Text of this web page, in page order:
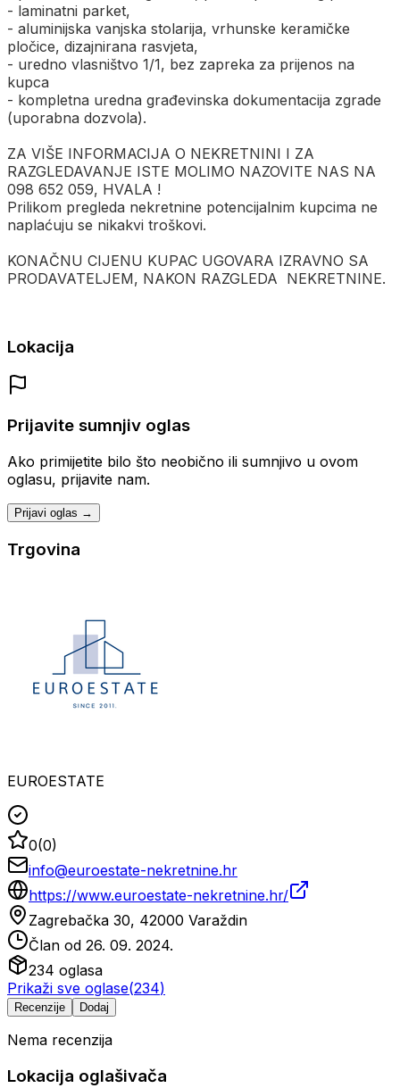
- laminatni parket,
- aluminijska vanjska stolarija, vrhunske keramičke
pločice, dizajnirana rasvjeta,
- uredno vlasništvo 1/1, bez zapreka za prijenos na
kupca
- kompletna uredna građevinska dokumentacija zgrade
(uporabna dozvola).
ZA VIŠE INFORMACIJA O NEKRETNINI I ZA
RAZGLEDAVANJE ISTE MOLIMO NAZOVITE NAS NA
098 652 059, HVALA !
Prilikom pregleda nekretnine potencijalnim kupcima ne
naplaćuju se nikakvi troškovi.
KONAČNU CIJENU KUPAC UGOVARA IZRAVNO SA
PRODAVATELJEM, NAKON RAZGLEDA NEKRETNINE.
Lokacija
Prijavite sumnjiv oglas
Ako primijetite bilo što neobično ili sumnjivo u ovom
oglasu, prijavite nam.
Prijavi oglas →
Trgovina
EUROESTATE
0(0)
info@euroestate-nekretnine.hr
https://www.euroestate-nekretnine.hr/
Zagrebačka 30, 42000 Varaždin
Član od 26. 09. 2024.
234 oglasa
Prikaži sve oglase(234)
Recenzije Dodaj
Nema recenzija
Lokacija oglašivača